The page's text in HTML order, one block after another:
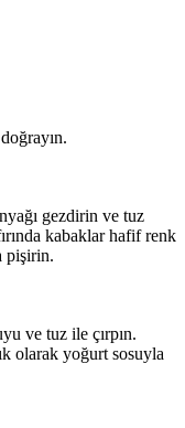
gezdirin ve tuz
kabaklar hafif renk
pişirin.
ve tuz ile çırpın.
olarak yoğurt sosuyla